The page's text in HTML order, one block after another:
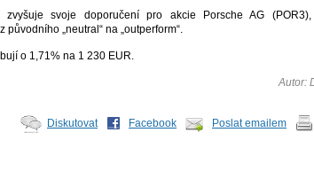
zvyšuje svoje doporučení pro akcie Porsche AG (POR3),
„neutral“ na „outperform“.
o 1,71% na 1 230 EUR.
Autor:
Diskutovat Facebook Poslat emailem